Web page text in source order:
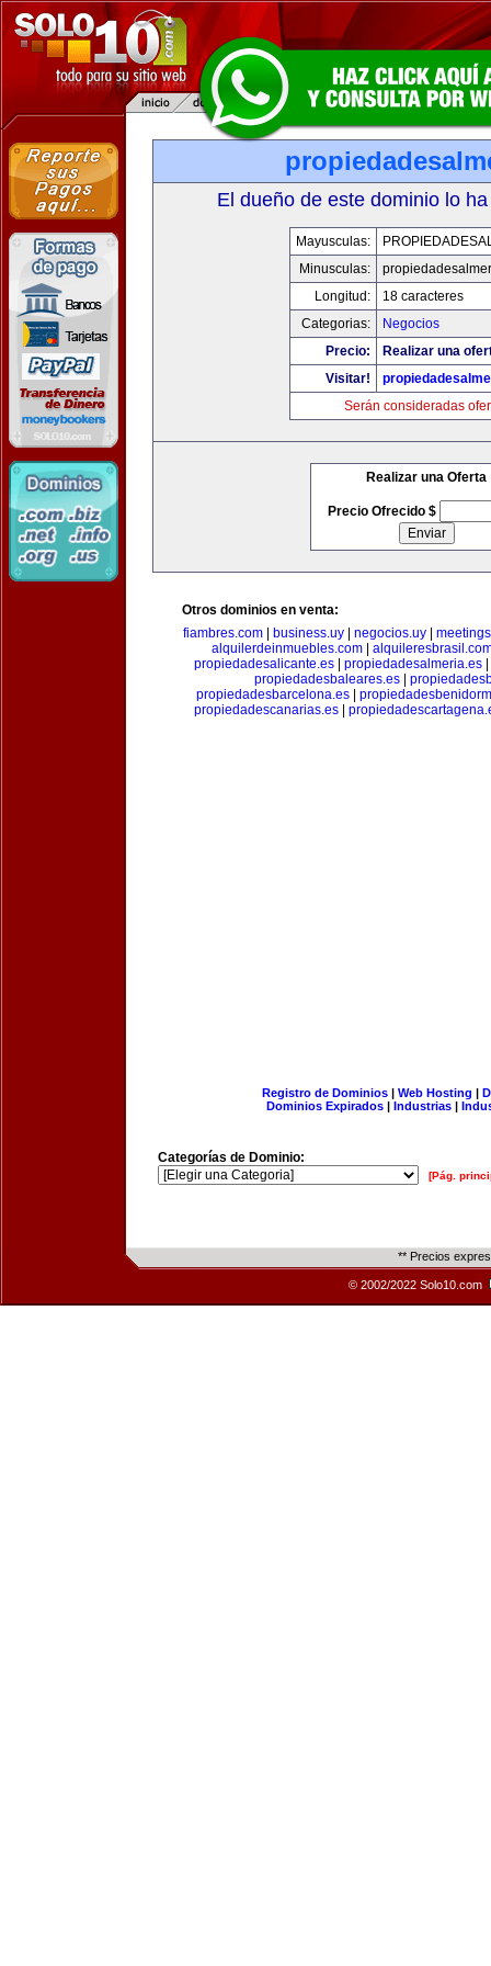
El dueño de este dominio lo
Mayusculas:
Minusculas:
Longitud:
18 caracteres
Categorias:
Negocios
Precio:
Realizar una
Visitar!
Serán consideradas
Realizar una Oferta
Precio Ofrecido $
Otros dominios en venta:
fiambres.com| business.uy| negocios.uy|
alquilerdeinmuebles.com|
propiedadesalicante.es| propiedadesalmeria.es|
propiedadesbaleares.es
propiedadesbarcelona.es
propiedadescanarias.es|
Registro de Dominios| Web Hosting |
Dominios Expirados | Industrias |
Categorías de Dominio:
[Pág.
** Precios
© 2002/2022 Solo10.com